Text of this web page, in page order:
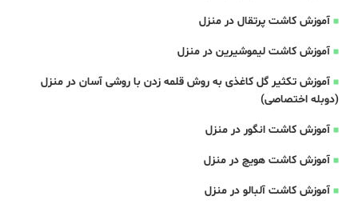
آموزش کاشت پرتقال در منزل
آموزش کاشت لیموشیرین در منزل
آموزش تکثیر گل کاغذی به روش قلمه زدن با روشی آسان در منزل
(دوبله اختصاصی)
آموزش کاشت انگور در منزل
آموزش کاشت هویچ در منزل
آموزش کاشت آلبالو در منزل